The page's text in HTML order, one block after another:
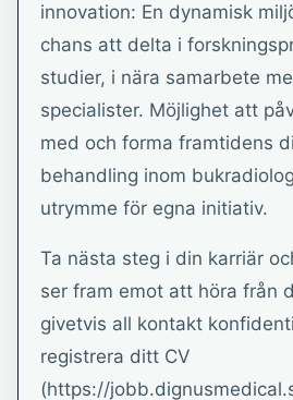
innovation: En dynamisk
chans att delta i
studier, i nära samarbete
specialister. Möjlighet att
med och forma framtidens
behandling inom
utrymme för egna initiativ.
Ta nästa steg i din karriär
ser fram emot att höra från
givetvis all kontakt
registrera ditt CV
(https://